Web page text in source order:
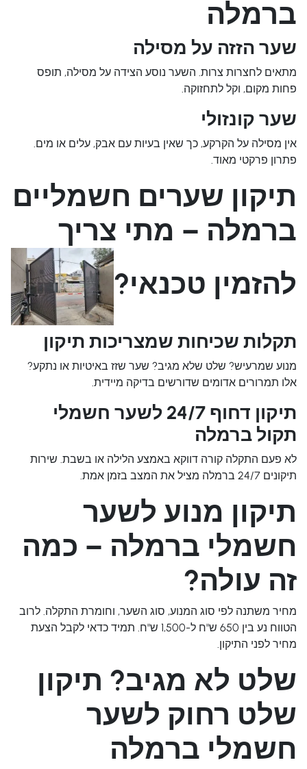
ברמלה
שער הזזה על מסילה
מתאים לחצרות צרות. השער נוסע הצידה על מסילה, תופס
פחות מקום, וקל לתחזוקה.
שער קונזולי
אין מסילה על הקרקע, כך שאין בעיות עם אבק, עלים או מים.
פתרון פרקטי מאוד.
תיקון שערים חשמליים
ברמלה – מתי צריך
להזמין טכנאי?
תקלות שכיחות שמצריכות תיקון
מנוע שמרעיש? שלט שלא מגיב? שער שזז באיטיות או נתקע?
אלו תמרורים אדומים שדורשים בדיקה מיידית.
תיקון דחוף 24/7 לשער חשמלי
תקול ברמלה
לא פעם התקלה קורה דווקא באמצע הלילה או בשבת. שירות
תיקונים 24/7 ברמלה
מציל את המצב בזמן אמת.
תיקון מנוע לשער
חשמלי ברמלה – כמה
זה עולה?
מחיר משתנה לפי סוג המנוע, סוג השער, וחומרת התקלה. לרוב
הטווח נע בין 650 ש"ח ל-1,500 ש"ח. תמיד כדאי לקבל הצעת
מחיר לפני התיקון.
שלט לא מגיב? תיקון
שלט רחוק לשער
חשמלי ברמלה